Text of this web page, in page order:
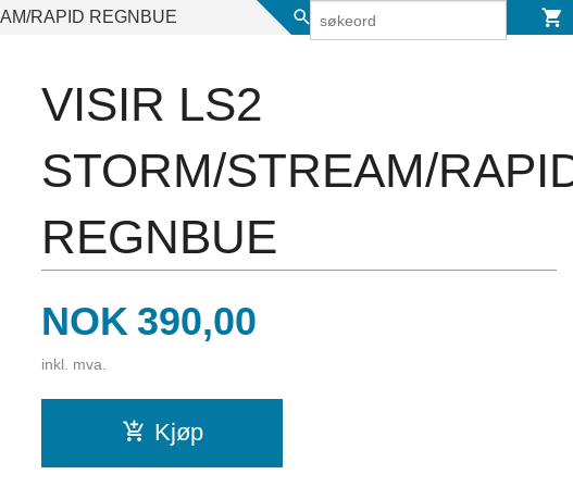
RAPID REGNBUE
VISIR LS2
STORM/STREAM/
REGNBUE
Pris
NOK 390,00
inkl. mva.
Kjøp